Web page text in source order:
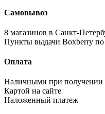
Самовывоз
8 магазинов в Санкт-
Пункты выдачи Boxberry по
Оплата
Наличными при получении
Картой на сайте
Наложенный платеж